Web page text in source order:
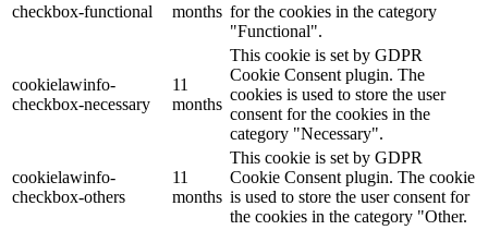
checkbox-functional
months for the cookies in the category
"Functional".
cookielawinfo-
checkbox-necessary
11
months
This cookie is set by GDPR
Cookie Consent plugin. The
cookies is used to store the user
consent for the cookies in the
category "Necessary".
cookielawinfo-
checkbox-others
11
months
This cookie is set by GDPR
Cookie Consent plugin. The cookie
is used to store the user consent for
the cookies in the category "Other.